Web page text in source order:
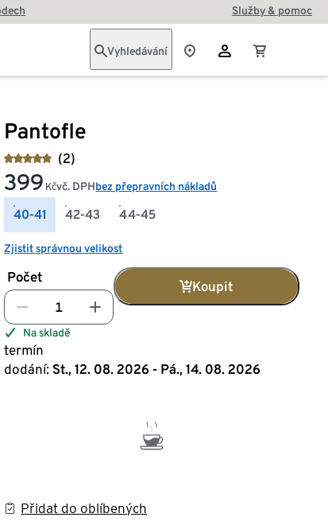
Služby & pomoc
Vyhledávání
Pantofle
(2)
399 Kčvč. DPHbez přepravních nákladů
40-41 42-43 44-45
Zjistit správnou velikost
Počet
Koupit
Na skladě
termín
dodání: St., 12. 08. 2026 - Pá., 14. 08. 2026
Přidat do oblíbených